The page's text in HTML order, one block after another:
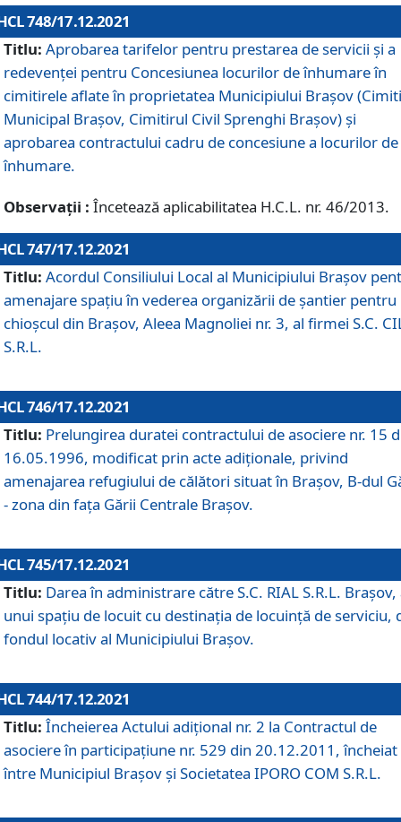
748/17.12.2021
Titlu: Aprobarea tarifelor pentru prestarea de servicii şi a
redevenţei pentru Concesiunea locurilor de înhumare în
cimitirele aflate în proprietatea Municipiului Braşov
Municipal Braşov, Cimitirul Civil Sprenghi Braşov) şi
aprobarea contractului cadru de concesiune a locurilor de
înhumare.
Observații : Încetează aplicabilitatea H.C.L. nr. 46/2013.
747/17.12.2021
Titlu: Acordul Consiliului Local al Municipiului Braşov
amenajare spațiu în vederea organizării de șantier pentru
chioșcul din Brașov, Aleea Magnoliei nr. 3, al firmei S.C.
S.R.L.
746/17.12.2021
Titlu: Prelungirea duratei contractului de asociere nr. 15
16.05.1996, modificat prin acte adiționale, privind
amenajarea refugiului de călători situat în Brașov, B-dul
- zona din faţa Gării Centrale Brașov.
745/17.12.2021
Titlu: Darea în administrare către S.C. RIAL S.R.L. Brașov,
unui spațiu de locuit cu destinația de locuință de serviciu,
fondul locativ al Municipiului Brașov.
744/17.12.2021
Titlu: Încheierea Actului adițional nr. 2 la Contractul de
asociere în participațiune nr. 529 din 20.12.2011, încheiat
între Municipiul Brașov și Societatea IPORO COM S.R.L.